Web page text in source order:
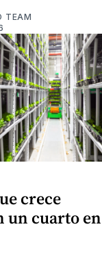
TEAM
crece
un cuarto en